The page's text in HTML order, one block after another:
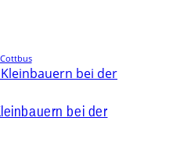
Cottbus
bei der